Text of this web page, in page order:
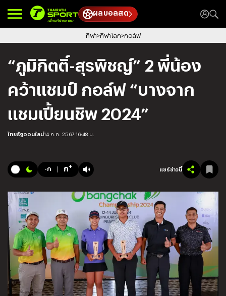
ผลบอลสด
กีฬา กีฬาโลก กอล์ฟ
“ภูมิกิตติ์-สุรพิชญ์” 2 พี่น้อง
คว้าแชมป์ กอล์ฟ “บางจาก
แชมเปี้ยนชิพ 2024”
ไทยรัฐออนไลน์14 ก.ค. 2567 16:48 น.
-ก ก+ แชร์ข่าวนี้